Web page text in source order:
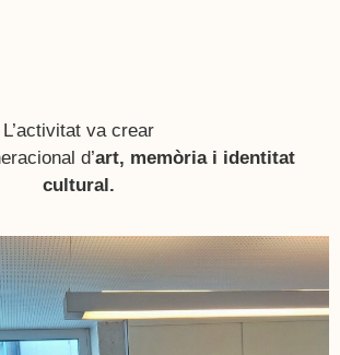
L’activitat va crear
d’art, memòria i identitat
cultural.